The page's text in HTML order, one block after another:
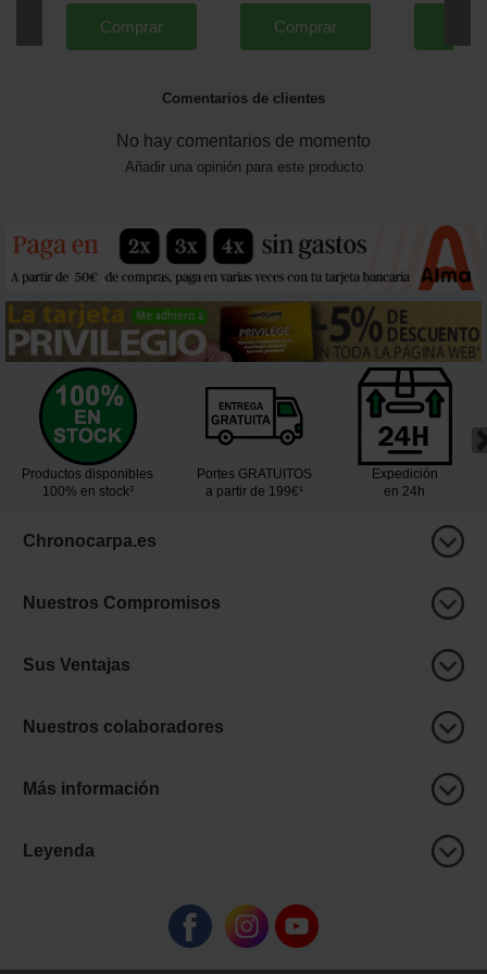
Comprar Comprar
Comentarios de clientes
No hay comentarios de momento
Añadir una opinión para este producto
Productos disponibles
100% en stock³
Portes GRATUITOS
a partir de 199€¹
Expedición
en 24h
Chronocarpa.es
Nuestros Compromisos
Sus Ventajas
Nuestros colaboradores
Más información
Leyenda